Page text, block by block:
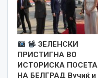
ЗЕЛЕНСКИ
ПРИСТИГНА ВО
ИСТОРИСКА ПОСЕТА
НА БЕЛГРАД Вучиќ и